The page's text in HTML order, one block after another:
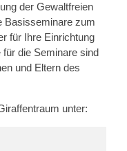
der Gewaltfreien
Basisseminare zum
für Ihre Einrichtung
die Seminare sind
und Eltern des
unter: